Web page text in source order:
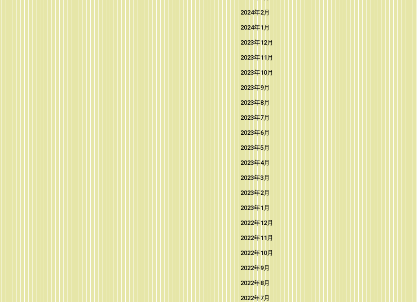
2024年2月
2024年1月
2023年12月
2023年11月
2023年10月
2023年9月
2023年8月
2023年7月
2023年6月
2023年5月
2023年4月
2023年3月
2023年2月
2023年1月
2022年12月
2022年11月
2022年10月
2022年9月
2022年8月
2022年7月